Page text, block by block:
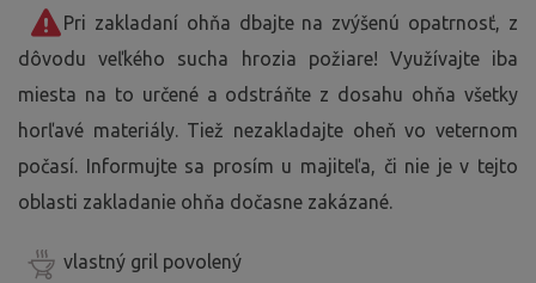
Pri zakladaní ohňa dbajte na zvýšenú opatrnosť, z
dôvodu veľkého sucha hrozia požiare! Využívajte iba
miesta na to určené a odstráňte z dosahu ohňa všetky
horľavé materiály. Tiež nezakladajte oheň vo veternom
počasí. Informujte sa prosím u majiteľa, či nie je v tejto
oblasti zakladanie ohňa dočasne zakázané.
vlastný gril povolený